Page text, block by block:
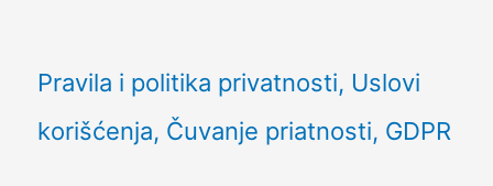
Pravila i politika privatnosti, Uslovi
korišćenja, Čuvanje priatnosti, GDPR